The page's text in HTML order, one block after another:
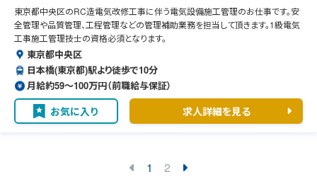
東京都中央区のRC造電気改修工事に伴う電気設備施工管理のお仕事です。安
全管理や品質管理、工程管理などの管理補助業務を担当して頂きます。1級電気
工事施工管理技士の資格必須となります。
東京都中央区
日本橋(東京都)駅より徒歩で10分
月給約59〜100万円（前職給与保証）
お気に入り 求人詳細を見る
1 2